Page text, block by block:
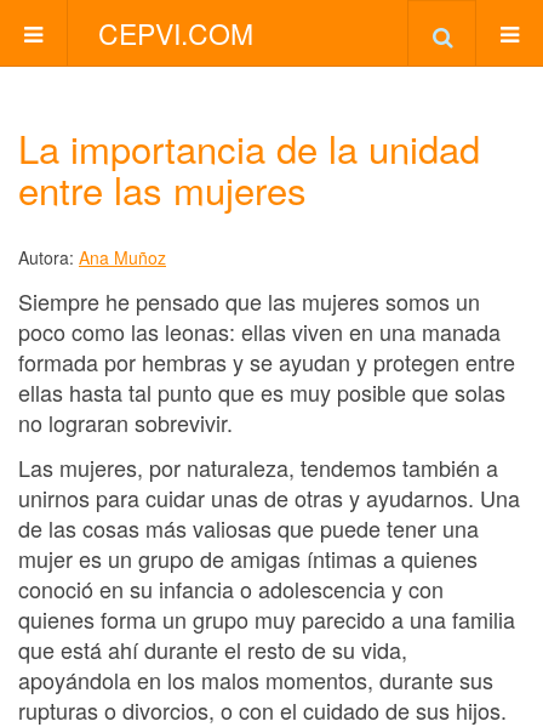
CEPVI.COM
La importancia de la unidad
entre las mujeres
Autora: Ana Muñoz
Siempre he pensado que las mujeres somos un
poco como las leonas: ellas viven en una manada
formada por hembras y se ayudan y protegen entre
ellas hasta tal punto que es muy posible que solas
no lograran sobrevivir.
Las mujeres, por naturaleza, tendemos también a
unirnos para cuidar unas de otras y ayudarnos. Una
de las cosas más valiosas que puede tener una
mujer es un grupo de amigas íntimas a quienes
conoció en su infancia o adolescencia y con
quienes forma un grupo muy parecido a una familia
que está ahí durante el resto de su vida,
apoyándola en los malos momentos, durante sus
rupturas o divorcios, o con el cuidado de sus hijos.